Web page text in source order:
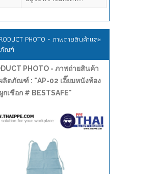
PHOTO - ภาพถ่ายสินค้าและ
ณฑ์
PHOTO - ภาพถ่ายสินค้า
ลิตภัณฑ์ : "AP-02 เอี๊ยมหนังท้อง
กเชือก # BESTSAFE"